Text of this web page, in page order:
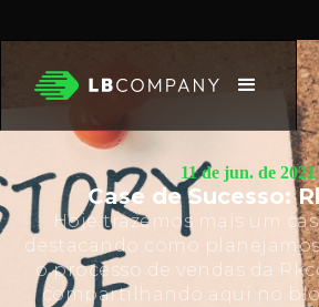
11 de jun. de 2021
Case de Sucesso:
Hoje trazemos mais um
destacando como
o processo de vendas da
compartilhando aqui no